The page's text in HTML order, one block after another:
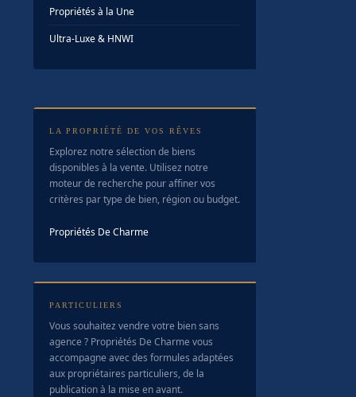
Propriétés à la Une
Ultra-Luxe & HNWI
LA PROPRIÉTÉ DE VOS RÊVES
Explorez notre sélection de biens
disponibles à la vente. Utilisez notre
moteur de recherche pour affiner vos
critères par type de bien, région ou budget.
Propriétés De Charme
PARTICULIERS
Vous souhaitez vendre votre bien sans
agence ? Propriétés De Charme vous
accompagne avec des formules adaptées
aux propriétaires particuliers, de la
publication à la mise en avant.